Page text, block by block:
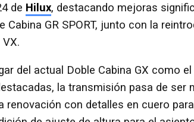
de Hilux, destacando mejoras
Cabina GR SPORT, junto con la
del actual Doble Cabina GX como
la transmisión pasa de ser
renovación con detalles en cuero